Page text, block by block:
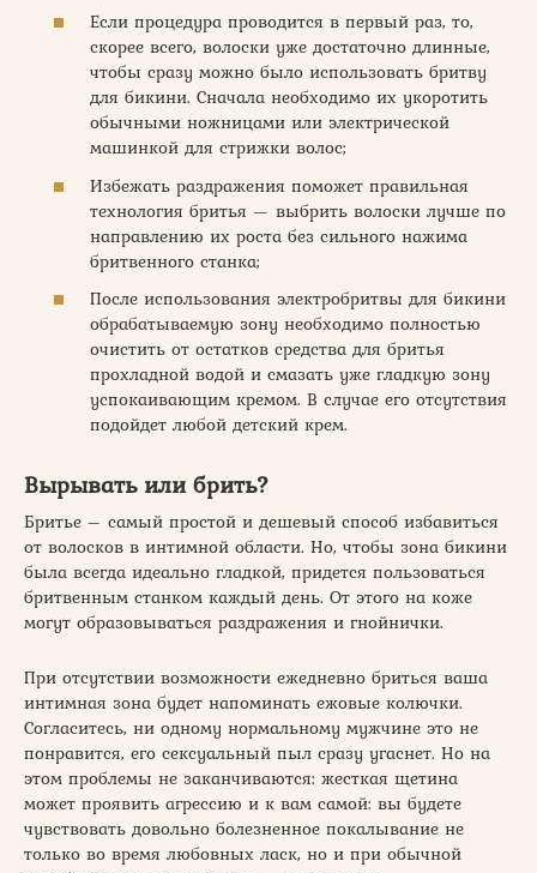
Если процедура проводится в первый раз, то,
скорее всего, волоски уже достаточно длинные,
чтобы сразу можно было использовать бритву
для бикини. Сначала необходимо их укоротить
обычными ножницами или электрической
машинкой для стрижки волос;
Избежать раздражения поможет правильная
технология бритья — выбрить волоски лучше по
направлению их роста без сильного нажима
бритвенного станка;
После использования электробритвы для бикини
обрабатываемую зону необходимо полностью
очистить от остатков средства для бритья
прохладной водой и смазать уже гладкую зону
успокаивающим кремом. В случае его отсутствия
подойдет любой детский крем.
Вырывать или брить?
Бритье – самый простой и дешевый способ избавиться
от волосков в интимной области. Но, чтобы зона бикини
была всегда идеально гладкой, придется пользоваться
бритвенным станком каждый день. От этого на коже
могут образовываться раздражения и гнойнички.
При отсутствии возможности ежедневно бриться ваша
интимная зона будет напоминать ежовые колючки.
Согласитесь, ни одному нормальному мужчине это не
понравится, его сексуальный пыл сразу угаснет. Но на
этом проблемы не заканчиваются: жесткая щетина
может проявить агрессию и к вам самой: вы будете
чувствовать довольно болезненное покалывание не
только во время любовных ласк, но и при обычной